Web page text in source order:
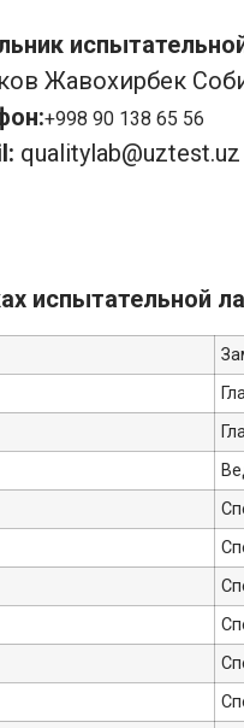
Жавохирбек
+998 90 138 65 56
qualitylab@uztest.uz
испытательной